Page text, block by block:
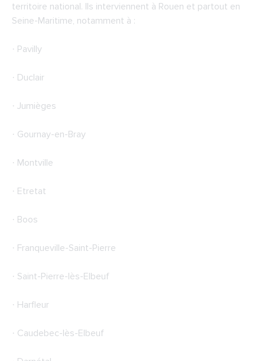
territoire national. Ils interviennent à Rouen et partout en
Seine-Maritime, notamment à :
· Pavilly
· Duclair
· Jumièges
· Gournay-en-Bray
· Montville
· Etretat
· Boos
· Franqueville-Saint-Pierre
· Saint-Pierre-lès-Elbeuf
· Harfleur
· Caudebec-lès-Elbeuf